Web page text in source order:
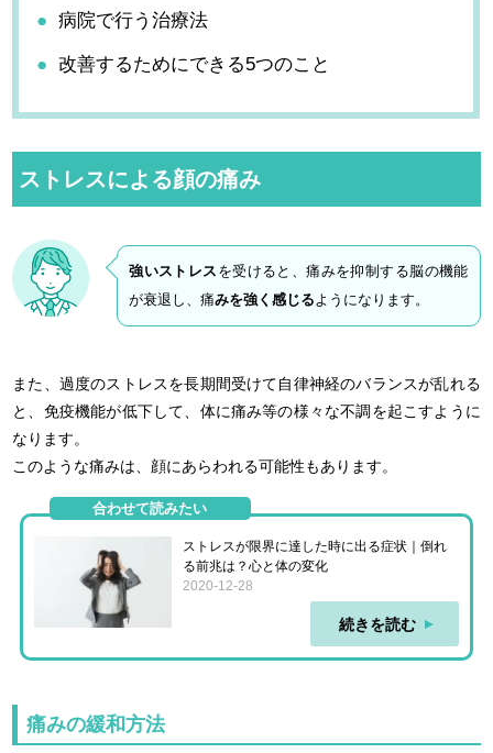
病院で行う治療法
改善するためにできる5つのこと
ストレスによる顔の痛み
強いストレス を受けると、痛みを抑制する脳の機能
が衰退し、痛みを強く感じるようになります。
また、過度のストレスを長期間受けて自律神経のバランスが乱れる
と、免疫機能が低下して、体に痛み等の様々な不調を起こすように
なります。
このような痛みは、顔にあらわれる可能性もあります。
合わせて読みたい
ストレスが限界に達した時に出る症状｜倒れ
る前兆は？心と体の変化
2020-12-28
続きを読む
痛みの緩和方法